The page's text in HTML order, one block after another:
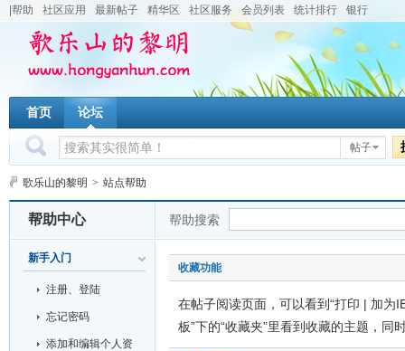
|帮助 社区应用 最新帖子 精华区 社区服务 会员列表 统计排行 银行
首页 论坛
帖子
歌乐山的黎明 > 站点帮助
帮助中心 帮助搜索
新手入门
注册、登陆
忘记密码
添加和编辑个人资
收藏功能
在帖子阅读页面，可以看到“打印 | 加为
板”下的“收藏夹”里看到收藏的主题，同